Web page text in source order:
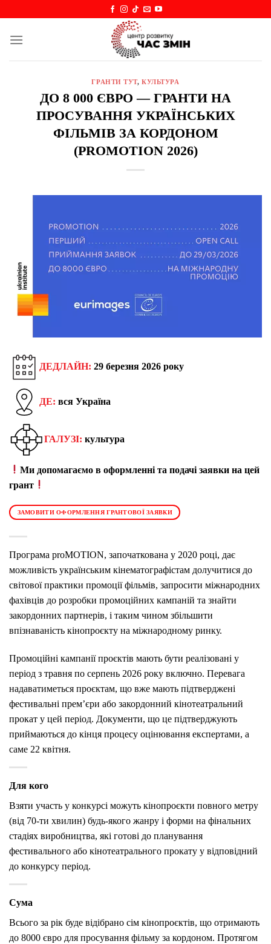
content
ГРАНТИ ТУТ,КУЛЬТУРА
ДО 8 000 ЄВРО — ГРАНТИ НА
ПРОСУВАННЯ УКРАЇНСЬКИХ
ФІЛЬМІВ ЗА КОРДОНОМ
(PROMOTION 2026)
ДЕДЛАЙН: 29 березня 2026 року
ДЕ: вся Україна
ГАЛУЗІ: культура
Ми допомагаємо в оформленні та подачі заявки на цей
грант
ЗАМОВИТИ ОФОРМЛЕННЯ ГРАНТОВОЇ ЗАЯВКИ
Програма proMOTION, започаткована у 2020 році, дає
можливість українським кінематографістам долучитися до
світової практики промоції фільмів, запросити міжнародних
фахівців до розробки промоційних кампаній та знайти
закордонних партнерів, і таким чином збільшити
впізнаваність кінопроєкту на міжнародному ринку.
Промоційні кампанії проєктів мають бути реалізовані у
період з травня по серпень 2026 року включно. Перевага
надаватиметься проєктам, що вже мають підтверджені
фестивальні прем’єри або закордонний кінотеатральний
прокат у цей період. Документи, що це підтверджують
приймаються до кінця процесу оцінювання експертами, а
саме 22 квітня.
Для кого
Взяти участь у конкурсі можуть кінопроєкти повного метру
(від 70-ти хвилин) будь-якого жанру і форми на фінальних
стадіях виробництва, які готові до планування
фестивального або кінотеатрального прокату у відповідний
до конкурсу період.
Сума
Всього за рік буде відібрано сім кінопроєктів, що отримають
до 8000 євро для просування фільму за кордоном. Протягом